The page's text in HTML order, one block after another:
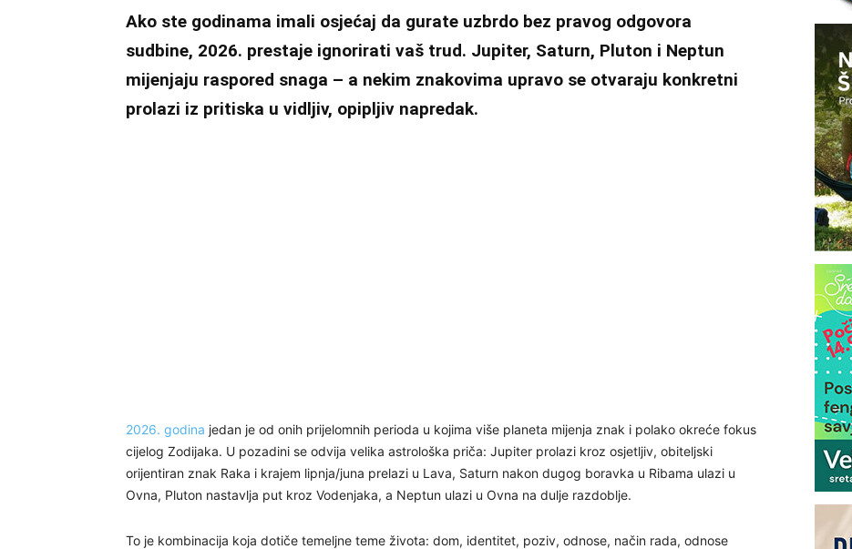
Ako ste godinama imali osjećaj da gurate uzbrdo bez pravog odgovora
sudbine, 2026. prestaje ignorirati vaš trud. Jupiter, Saturn, Pluton i Neptun
mijenjaju raspored snaga – a nekim znakovima upravo se otvaraju konkretni
prolazi iz pritiska u vidljiv, opipljiv napredak.
2026. godina jedan je od onih prijelomnih perioda u kojima više planeta mijenja znak i polako okreće fokus
cijelog Zodijaka. U pozadini se odvija velika astrološka priča: Jupiter prolazi kroz osjetljiv, obiteljski
orijentiran znak Raka i krajem lipnja/juna prelazi u Lava, Saturn nakon dugog boravka u Ribama ulazi u
Ovna, Pluton nastavlja put kroz Vodenjaka, a Neptun ulazi u Ovna na dulje razdoblje.
To je kombinacija koja dotiče temeljne teme života: dom, identitet, poziv, odnose, način rada, odnose